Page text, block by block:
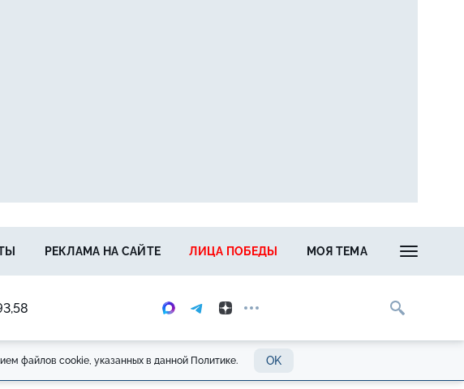
РЕКЛАМА НА САЙТЕ ЛИЦА ПОБЕДЫ МОЯ ТЕМА
файлов cookie, указанных в данной Политике. OK